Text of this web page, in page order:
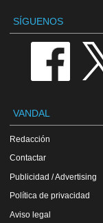
SÍGUENOS
VANDAL
Redacción
Contactar
Publicidad / Advertising
Política de privacidad
Aviso legal